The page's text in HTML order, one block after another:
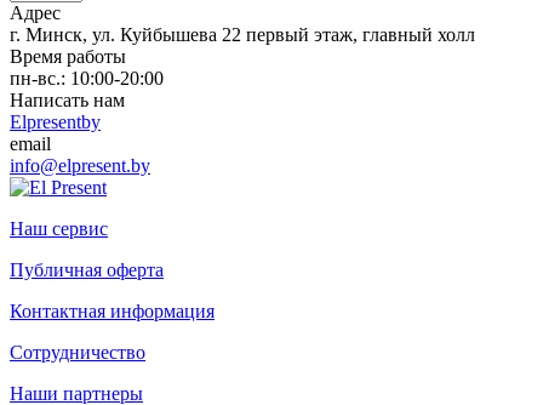
Адрес
г. Минск, ул. Куйбышева 22 первый этаж, главный холл
Время работы
пн-вс.: 10:00-20:00
Написать нам
Elpresentby
email
info@elpresent.by
Наш сервис
Публичная оферта
Контактная информация
Сотрудничество
Наши партнеры